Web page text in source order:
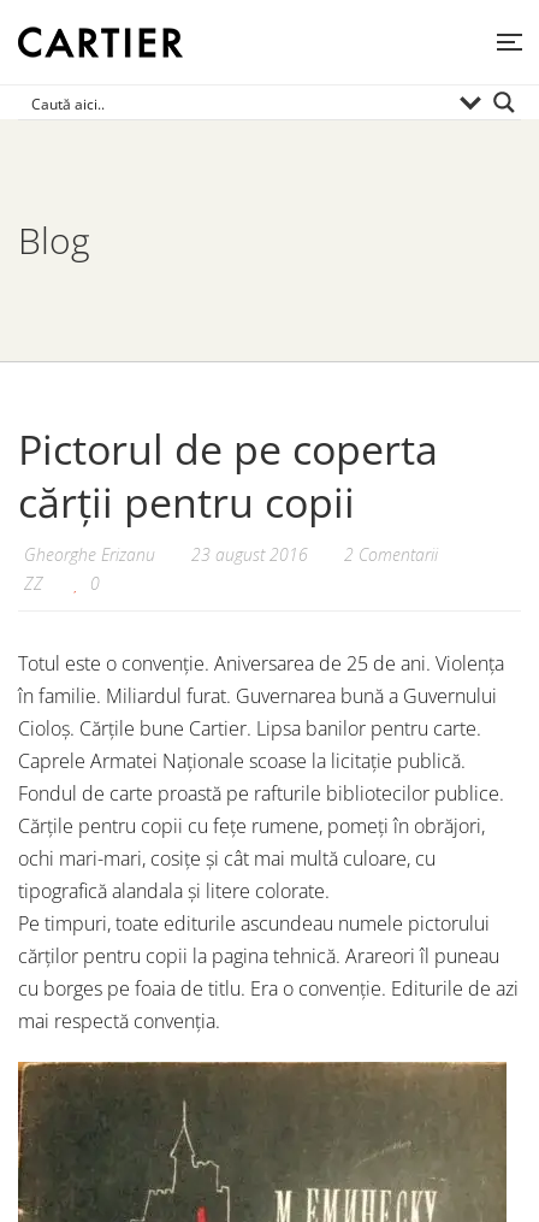
Blog
Pictorul de pe coperta
cărții pentru copii
Gheorghe Erizanu 23 august 2016
2 Comentarii
ZZ
0
Totul este o convenție. Aniversarea de 25 de ani. Violența
în familie. Miliardul furat. Guvernarea bună a Guvernului
Cioloș. Cărțile bune Cartier. Lipsa banilor pentru carte.
Caprele Armatei Naționale scoase la licitație publică.
Fondul de carte proastă pe rafturile bibliotecilor publice.
Cărțile pentru copii cu fețe rumene, pomeți în obrăjori,
ochi mari-mari, cosițe și cât mai multă culoare, cu
tipografică alandala și litere colorate.
Pe timpuri, toate editurile ascundeau numele pictorului
cărților pentru copii la pagina tehnică. Arareori îl puneau
cu borges pe foaia de titlu. Era o convenție. Editurile de azi
mai respectă convenția.